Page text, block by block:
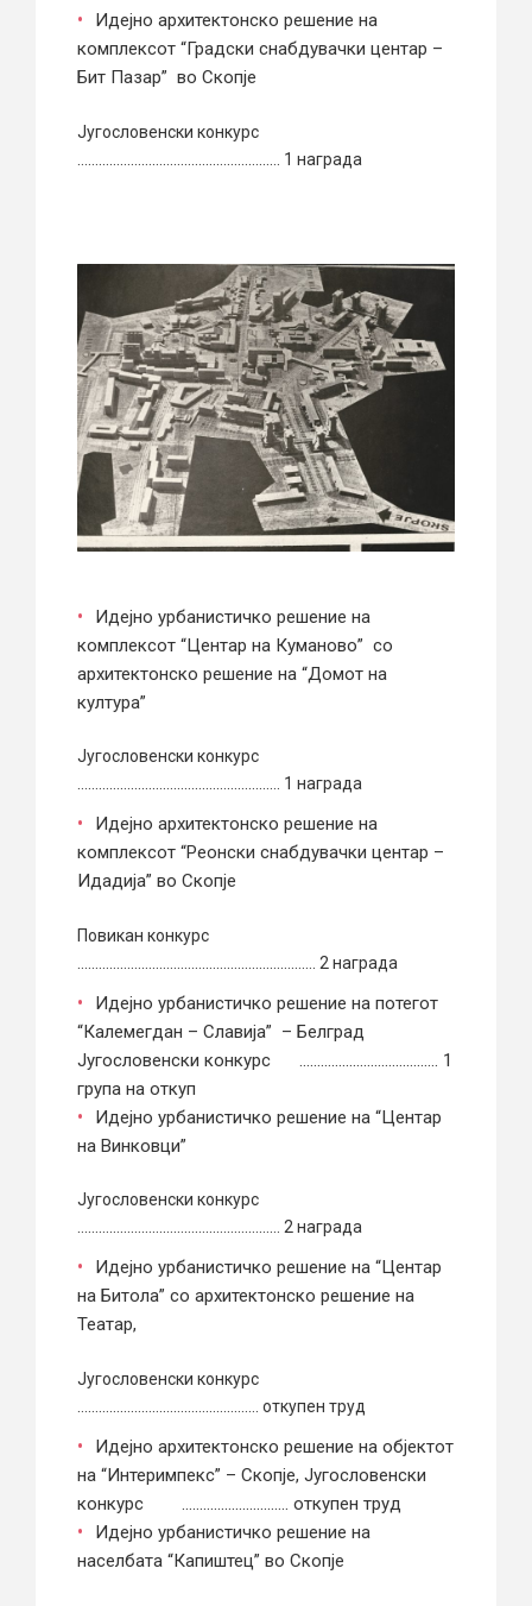
Идејно архитектонско решение на
комплексот “Градски снабдувачки центар –
Бит Пазар” во Скопје
Југословенски конкурс
………………………………………………… 1 награда
Идејно урбанистичко решение на
комплексот “Центар на Куманово” со
архитектонско решение на “Домот на
култура”
Југословенски конкурс
………………………………………………… 1 награда
Идејно архитектонско решение на
комплексот “Реонски снабдувачки центар –
Идадија” во Скопје
Повикан конкурс
…………………………………………………………. 2 награда
Идејно урбанистичко решение на потегот
“Калемегдан – Славија” – Белград
Југословенски конкурс ………………………………… 1
група на откуп
Идејно урбанистичко решение на “Центар
на Винковци”
Југословенски конкурс
………………………………………………… 2 награда
Идејно урбанистичко решение на “Центар
на Битола” со архитектонско решение на
Театар,
Југословенски конкурс
…………………………………………… откупен труд
Идејно архитектонско решение на објектот
на “Интеримпекс” – Скопје, Југословенски
конкурс ………………………… откупен труд
Идејно урбанистичко решение на
населбата “Капиштец” во Скопје